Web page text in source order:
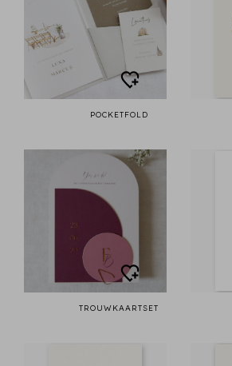
POCKETFOLD
TROUWKAARTSET